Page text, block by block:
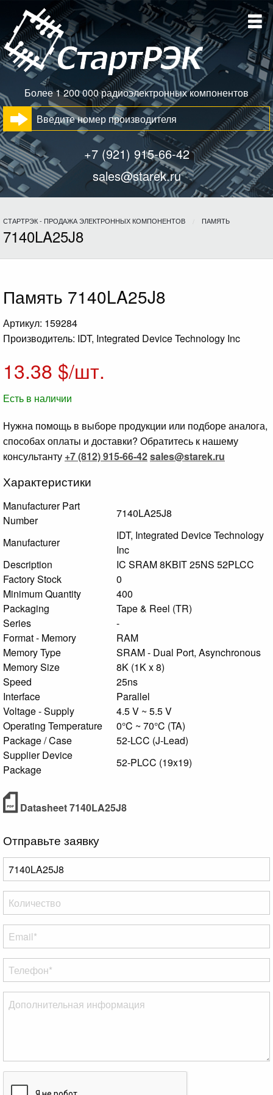
Более 1 200 000 радиоэлектронных компонентов
+7 (921) 915-66-42
sales@starek.ru
СТАРТРЭК - ПРОДАЖА ЭЛЕКТРОННЫХ КОМПОНЕНТОВ ПАМЯТЬ
7140LA25J8
Память 7140LA25J8
Артикул: 159284
Производитель: IDT, Integrated Device Technology Inc
13.38 $/шт.
Есть в наличии
Нужна помощь в выборе продукции или подборе аналога,
способах оплаты и доставки? Обратитесь к нашему
консультанту +7 (812) 915-66-42sales@starek.ru
Характеристики
Manufacturer Part
Number
7140LA25J8
Manufacturer
IDT, Integrated Device Technology
Inc
Description
IC SRAM 8KBIT 25NS 52PLCC
Factory Stock
0
Minimum Quantity
400
Packaging
Tape & Reel (TR)
Series
-
Format - Memory
RAM
Memory Type
SRAM - Dual Port, Asynchronous
Memory Size
8K (1K x 8)
Speed
25ns
Interface
Parallel
Voltage - Supply
4.5 V ~ 5.5 V
Operating Temperature
0°C ~ 70°C (TA)
Package / Case
52-LCC (J-Lead)
Supplier Device
Package
52-PLCC (19x19)
Datasheet 7140LA25J8
Отправьте заявку